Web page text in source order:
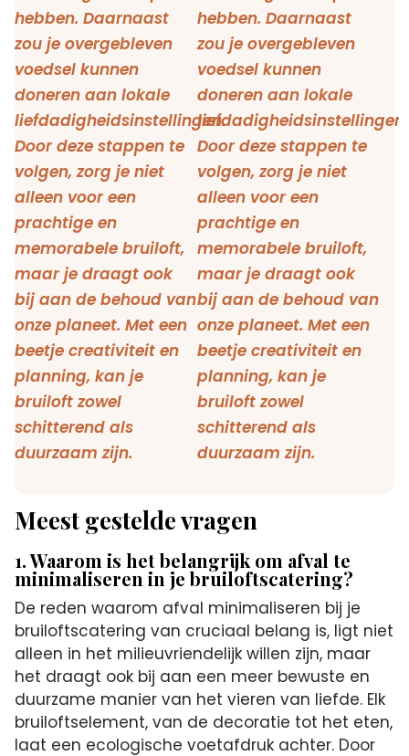
Meest gestelde vragen
1. Waarom is het belangrijk om afval te
minimaliseren in je bruiloftscatering?
De reden waarom afval minimaliseren bij je
bruiloftscatering van cruciaal belang is, ligt niet
alleen in het milieuvriendelijk willen zijn, maar
het draagt ook bij aan een meer bewuste en
duurzame manier van het vieren van liefde. Elk
bruiloftselement, van de decoratie tot het eten,
laat een ecologische voetafdruk achter. Door